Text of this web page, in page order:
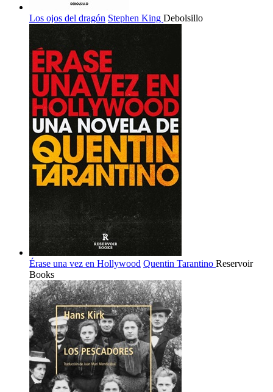
Los ojos del dragón Stephen King Debolsillo
Érase una vez en Hollywood Quentin Tarantino Reservoir
Books